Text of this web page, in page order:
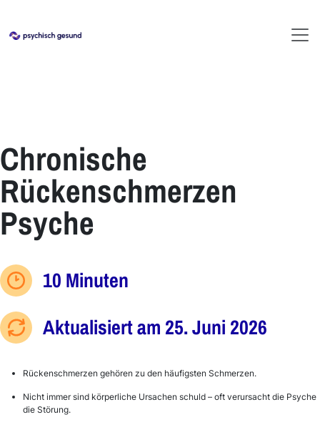
Chronische
Rückenschmerzen
Psyche
10 Minuten
Aktualisiert am 25. Juni 2026
Rückenschmerzen gehören zu den häufigsten Schmerzen.
Nicht immer sind körperliche Ursachen schuld – oft verursacht die Psyche
die Störung.